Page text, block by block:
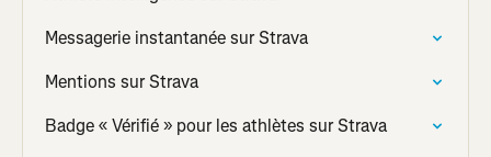
Messagerie instantanée sur Strava
Mentions sur Strava
Badge « Vérifié » pour les athlètes sur Strava